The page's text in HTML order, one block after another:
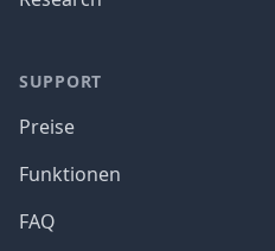
SUPPORT
Preise
Funktionen
FAQ